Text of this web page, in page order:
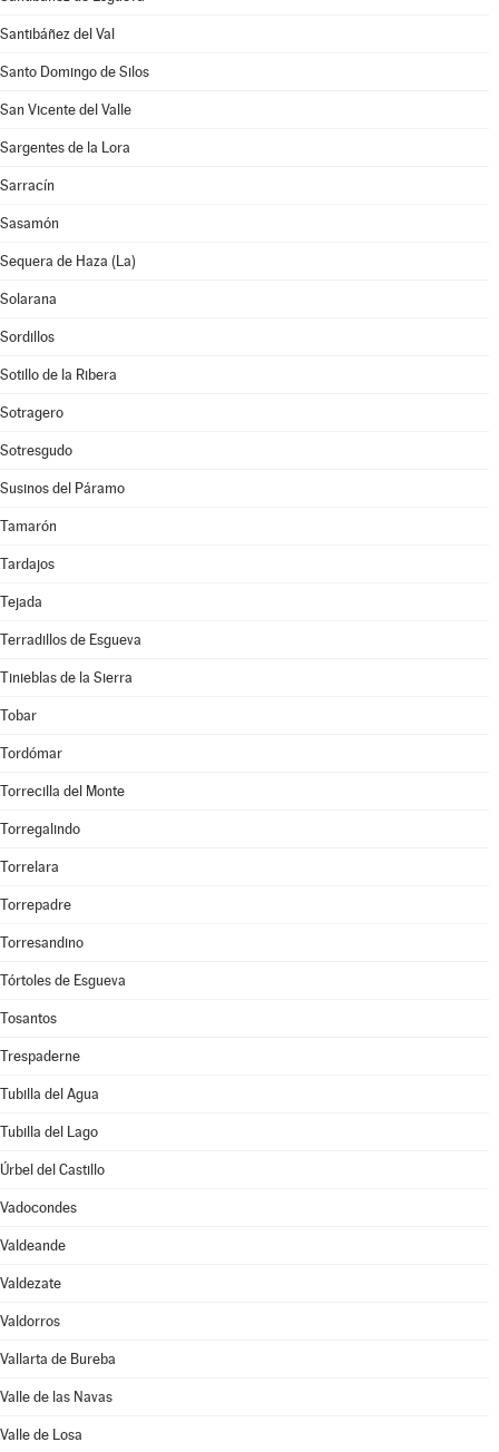
Santibáñez del Val
Santo Domingo de Silos
San Vicente del Valle
Sargentes de la Lora
Sarracín
Sasamón
Sequera de Haza (La)
Solarana
Sordillos
Sotillo de la Ribera
Sotragero
Sotresgudo
Susinos del Páramo
Tamarón
Tardajos
Tejada
Terradillos de Esgueva
Tinieblas de la Sierra
Tobar
Tordómar
Torrecilla del Monte
Torregalindo
Torrelara
Torrepadre
Torresandino
Tórtoles de Esgueva
Tosantos
Trespaderne
Tubilla del Agua
Tubilla del Lago
Úrbel del Castillo
Vadocondes
Valdeande
Valdezate
Valdorros
Vallarta de Bureba
Valle de las Navas
Valle de Losa